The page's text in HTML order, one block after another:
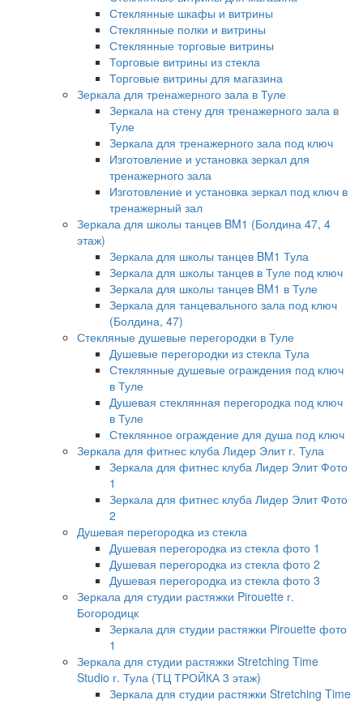
Стеклянные шкафы и витрины
Стеклянные полки и витрины
Стеклянные торговые витрины
Торговые витрины из стекла
Торговые витрины для магазина
Зеркала для тренажерного зала в Туле
Зеркала на стену для тренажерного зала в
Туле
Зеркала для тренажерного зала под ключ
Изготовление и установка зеркал для
тренажерного зала
Изготовление и установка зеркал под ключ в
тренажерный зал
Зеркала для школы танцев BM1 (Болдина 47, 4
этаж)
Зеркала для школы танцев BM1 Тула
Зеркала для школы танцев в Туле под ключ
Зеркала для школы танцев BM1 в Туле
Зеркала для танцевального зала под ключ
(Болдина, 47)
Стекляные душевые перегородки в Туле
Душевые перегородки из стекла Тула
Стеклянные душевые ограждения под ключ
в Туле
Душевая стеклянная перегородка под ключ
в Туле
Стеклянное ограждение для душа под ключ
Зеркала для фитнес клуба Лидер Элит г. Тула
Зеркала для фитнес клуба Лидер Элит Фото
1
Зеркала для фитнес клуба Лидер Элит Фото
2
Душевая перегородка из стекла
Душевая перегородка из стекла фото 1
Душевая перегородка из стекла фото 2
Душевая перегородка из стекла фото 3
Зеркала для студии растяжки Pirouette г.
Богородицк
Зеркала для студии растяжки Pirouette фото
1
Зеркала для студии растяжки Stretching Time
Studio г. Тула (ТЦ ТРОЙКА 3 этаж)
Зеркала для студии растяжки Stretching Time